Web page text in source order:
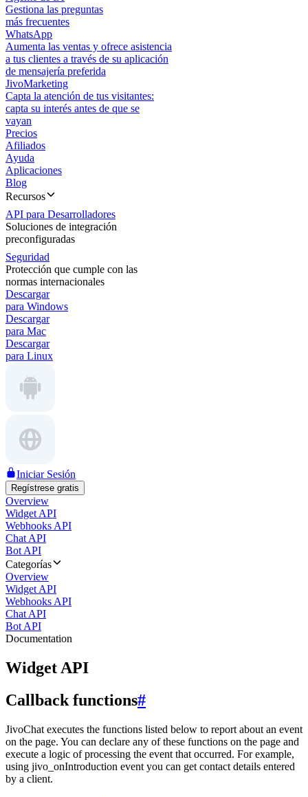
Gestiona las preguntas
más frecuentes
WhatsApp
Aumenta las ventas y ofrece asistencia
a tus clientes a través de su aplicación
de mensajería preferida
JivoMarketing
Capta la atención de tus visitantes:
capta su interés antes de que se
vayan
Precios
Afiliados
Ayuda
Aplicaciones
Blog
Recursos
API para Desarrolladores
Soluciones de integración
preconfiguradas
Seguridad
Protección que cumple con las
normas internacionales
Descargar
para Windows
Descargar
para Mac
Descargar
para Linux
Iniciar Sesión
Regístrese gratis
Overview
Widget API
Webhooks API
Chat API
Bot API
Categorías
Overview
Widget API
Webhooks API
Chat API
Bot API
Documentation
Widget API
Callback functions#
JivoChat executes the functions listed below to report about an event
on the page. You can declare any of these functions on the page and
execute a logic of processing the event that occurred. For example,
using jivo_onIntroduction event you can get contact details entered
by a client.